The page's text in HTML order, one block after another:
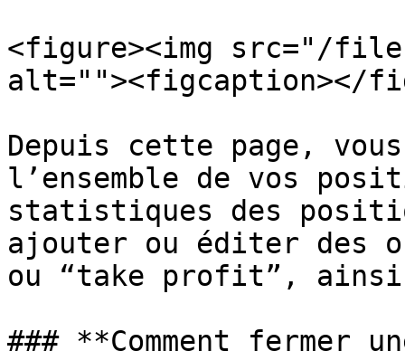
<figure><img src="/files/
alt=""><figcaption></
Depuis cette page,
l’ensemble de vos
statistiques des
ajouter ou éditer des
ou “take profit”, ainsi
### **Comment fermer